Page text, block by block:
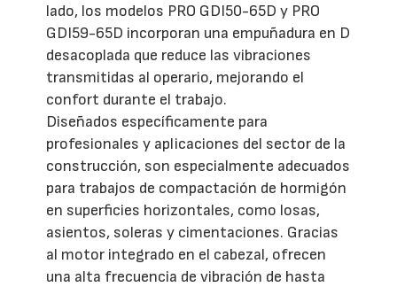
lado, los modelos PRO GDI50-65D y PRO
GDI59-65D incorporan una empuñadura en D
desacoplada que reduce las vibraciones
transmitidas al operario, mejorando el
confort durante el trabajo.
Diseñados específicamente para
profesionales y aplicaciones del sector de la
construcción, son especialmente adecuados
para trabajos de compactación de hormigón
en superficies horizontales, como losas,
asientos, soleras y cimentaciones. Gracias
al motor integrado en el cabezal, ofrecen
una alta frecuencia de vibración de hasta